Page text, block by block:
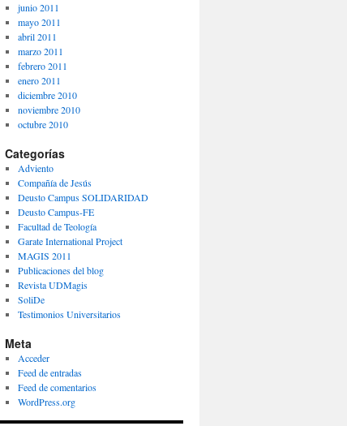
junio 2011
mayo 2011
abril 2011
marzo 2011
febrero 2011
enero 2011
diciembre 2010
noviembre 2010
octubre 2010
Categorías
Adviento
Compañía de Jesús
Deusto Campus SOLIDARIDAD
Deusto Campus-FE
Facultad de Teología
Garate International Project
MAGIS 2011
Publicaciones del blog
Revista UDMagis
SoliDe
Testimonios Universitarios
Meta
Acceder
Feed de entradas
Feed de comentarios
WordPress.org